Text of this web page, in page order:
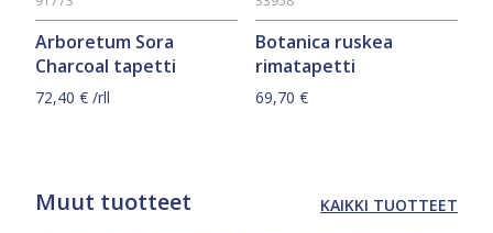
Arboretum Sora
Charcoal tapetti
72,40 € /rll
Botanica ruskea
rimatapetti
69,70 €
Muut tuotteet KAIKKI TUOTTEET